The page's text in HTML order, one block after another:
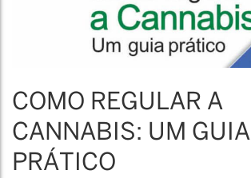
COMO REGULAR A
CANNABIS: UM GUIA
PRÁTICO